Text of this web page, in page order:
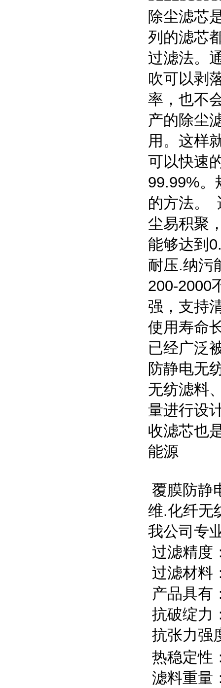
除尘滤芯
列的滤芯
过滤法。
吹可以剥
率，也不
产的除尘
用。这样
可以快速
99.99%。
的方法。
尘易积聚
能够达到
耐压.纳污
200-2000
强，支持
使用寿命
已经广泛
防静电无
无纺滤料
量进行设
收滤芯也
能源
覆膜防静
维.化纤无
我公司专
过滤精度
过滤材料
产品具有
抗破绽力
抗张力强
热稳定性
滤料重量